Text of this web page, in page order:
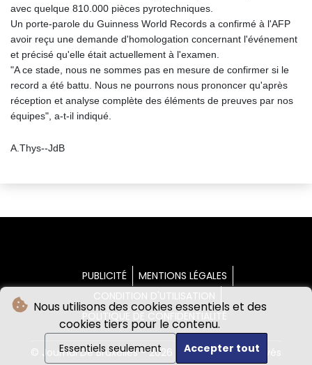
Nous utilisons des cookies essentiels et des
cookies tiers pour le contenu.
Essentiels seulement Accepter tout
avec quelque 810.000 pièces pyrotechniques.
Un porte-parole du Guinness World Records a confirmé à l'AFP
avoir reçu une demande d'homologation concernant l'événement
et précisé qu'elle était actuellement à l'examen.
"A ce stade, nous ne sommes pas en mesure de confirmer si le
record a été battu. Nous ne pourrons nous prononcer qu'après
réception et analyse complète des éléments de preuves par nos
équipes", a-t-il indiqué.
A.Thys--JdB
PUBLICITÉ
MENTIONS LÉGALES
CONDITION D'UTILISATION
POLITIQUE DE CONFIDENTIALITÉ
© Journal De Bruxelles - 2026 - Tous droits réservés